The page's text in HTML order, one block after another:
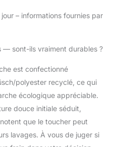
– informations fournies par
— sont-ils vraiment durables ?
est confectionné
polyester recyclé, ce qui
écologique appréciable.
douce initiale séduit,
que le toucher peut
lavages. À vous de juger si